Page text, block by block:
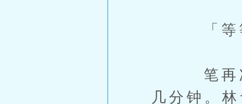
「等
笔再次停
几分钟。